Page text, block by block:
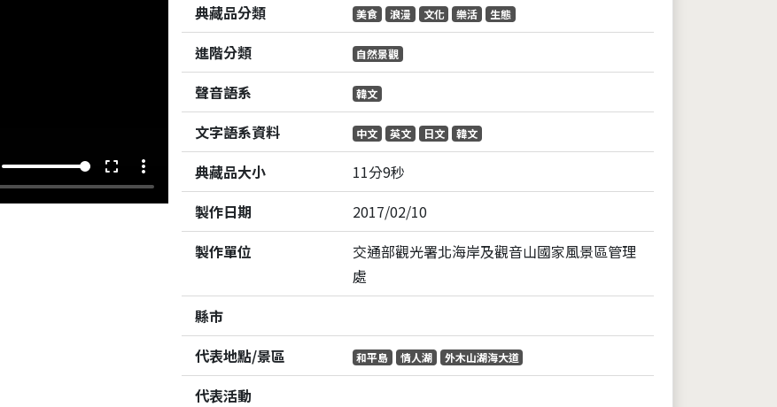
fullscreen more_vert
典藏品分類
美食 浪漫 文化 樂活 生態
進階分類 自然景觀
聲音語系 韓文
文字語系資料 中文 英文 日文 韓文
典藏品大小
11分9秒
製作日期
2017/02/10
製作單位
交通部觀光署北海岸及觀音山國家風景區管理
處
縣市
代表地點/景區
和平島 情人湖 外木山湖海大道
代表活動